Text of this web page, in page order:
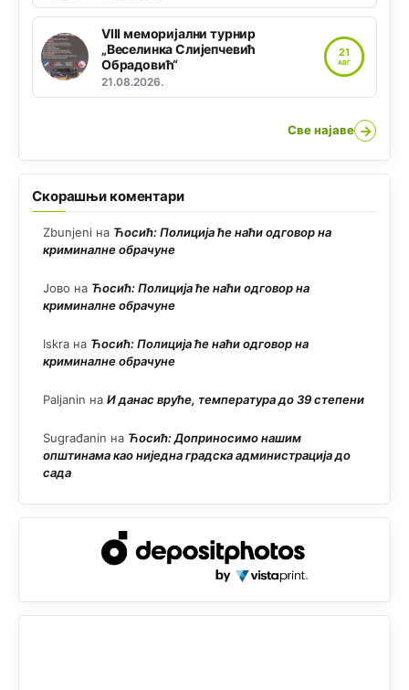
VIII меморијални турнир
„Веселинка Слијепчевић
Обрадовић“
21.08.2026.
21
АВГ
Све најаве →
Скорашњи коментари
Zbunjeni на Ћосић: Полиција ће наћи одговор на
криминалне обрачуне
Јово на Ћосић: Полиција ће наћи одговор на
криминалне обрачуне
Iskra на Ћосић: Полиција ће наћи одговор на
криминалне обрачуне
Paljanin на И данас вруће, температура до 39 степени
Sugrađanin на Ћосић: Доприносимо нашим
општинама као ниједна градска администрација до
сада